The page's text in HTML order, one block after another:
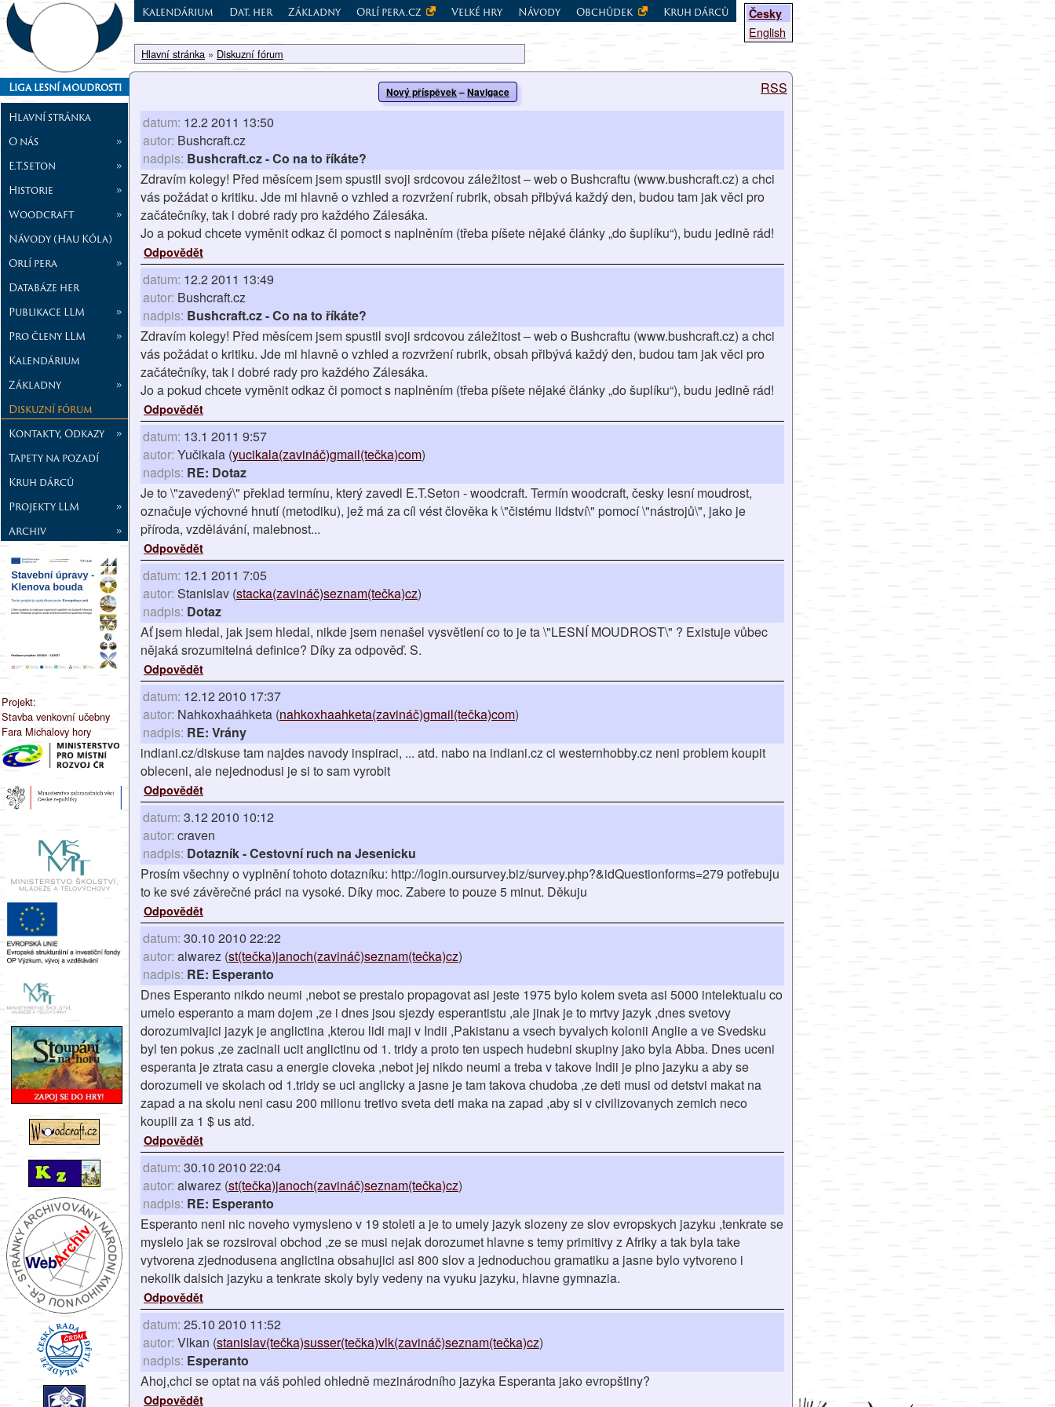
Liga lesní moudrosti
Hlavní stránka
O nás
»
E.T.Seton
»
Historie
»
Woodcraft
»
Návody (Hau Kóla)
Orlí pera
»
Databáze her
Publikace LLM
»
Pro členy LLM
»
Kalendárium
Základny
»
Diskuzní fórum
Kontakty, Odkazy
»
Tapety na pozadí
Kruh dárců
Projekty LLM
»
Archiv
»
Projekt:
Stavba venkovní učebny
Fara Michalovy hory
Česky
English
Kalendárium Dat. her Základny Orlí pera.cz Velké hry Návody Obchůdek Kruh dárců
Hlavní stránka » Diskuzní fórum
RSS
Nový příspěvek–Navigace
datum: 12.2 2011 13:50
autor: Bushcraft.cz
nadpis: Bushcraft.cz - Co na to říkáte?
Zdravím kolegy! Před měsícem jsem spustil svoji srdcovou záležitost – web o Bushcraftu (www.bushcraft.cz) a chci
vás požádat o kritiku. Jde mi hlavně o vzhled a rozvržení rubrik, obsah přibývá každý den, budou tam jak věci pro
začátečníky, tak i dobré rady pro každého Zálesáka.
Jo a pokud chcete vyměnit odkaz či pomoct s naplněním (třeba píšete nějaké články „do šuplíku“), budu jedině rád!
Odpovědět
datum: 12.2 2011 13:49
autor: Bushcraft.cz
nadpis: Bushcraft.cz - Co na to říkáte?
Zdravím kolegy! Před měsícem jsem spustil svoji srdcovou záležitost – web o Bushcraftu (www.bushcraft.cz) a chci
vás požádat o kritiku. Jde mi hlavně o vzhled a rozvržení rubrik, obsah přibývá každý den, budou tam jak věci pro
začátečníky, tak i dobré rady pro každého Zálesáka.
Jo a pokud chcete vyměnit odkaz či pomoct s naplněním (třeba píšete nějaké články „do šuplíku“), budu jedině rád!
Odpovědět
datum: 13.1 2011 9:57
autor: Yučikala (yucikala(zavináč)gmail(tečka)com)
nadpis: RE: Dotaz
Je to \"zavedený\" překlad termínu, který zavedl E.T.Seton - woodcraft. Termín woodcraft, česky lesní moudrost,
označuje výchovné hnutí (metodiku), jež má za cíl vést člověka k \"čistému lidství\" pomocí \"nástrojů\", jako je
příroda, vzdělávání, malebnost...
Odpovědět
datum: 12.1 2011 7:05
autor: Stanislav (stacka(zavináč)seznam(tečka)cz)
nadpis: Dotaz
Ať jsem hledal, jak jsem hledal, nikde jsem nenašel vysvětlení co to je ta \"LESNÍ MOUDROST\" ? Existuje vůbec
nějaká srozumitelná definice? Díky za odpověď. S.
Odpovědět
datum: 12.12 2010 17:37
autor: Nahkoxhaáhketa (nahkoxhaahketa(zavináč)gmail(tečka)com)
nadpis: RE: Vrány
indiani.cz/diskuse tam najdes navody inspiraci, ... atd. nabo na indiani.cz ci westernhobby.cz neni problem koupit
obleceni, ale nejednodusi je si to sam vyrobit
Odpovědět
datum: 3.12 2010 10:12
autor: craven
nadpis: Dotazník - Cestovní ruch na Jesenicku
Prosím všechny o vyplnění tohoto dotazníku: http://login.oursurvey.biz/survey.php?&idQuestionforms=279 potřebuju
to ke své závěrečné práci na vysoké. Díky moc. Zabere to pouze 5 minut. Děkuju
Odpovědět
datum: 30.10 2010 22:22
autor: alwarez (st(tečka)janoch(zavináč)seznam(tečka)cz)
nadpis: RE: Esperanto
Dnes Esperanto nikdo neumi ,nebot se prestalo propagovat asi jeste 1975 bylo kolem sveta asi 5000 intelektualu co
umelo esperanto a mam dojem ,ze i dnes jsou sjezdy esperantistu ,ale jinak je to mrtvy jazyk ,dnes svetovy
dorozumivajici jazyk je anglictina ,kterou lidi maji v Indii ,Pakistanu a vsech byvalych kolonii Anglie a ve Svedsku
byl ten pokus ,ze zacinali ucit anglictinu od 1. tridy a proto ten uspech hudebni skupiny jako byla Abba. Dnes uceni
esperanta je ztrata casu a energie cloveka ,nebot jej nikdo neumi a treba v takove Indii je plno jazyku a aby se
dorozumeli ve skolach od 1.tridy se uci anglicky a jasne je tam takova chudoba ,ze deti musi od detstvi makat na
zapad a na skolu neni casu 200 milionu tretivo sveta deti maka na zapad ,aby si v civilizovanych zemich neco
koupili za 1 $ us atd.
Odpovědět
datum: 30.10 2010 22:04
autor: alwarez (st(tečka)janoch(zavináč)seznam(tečka)cz)
nadpis: RE: Esperanto
Esperanto neni nic noveho vymysleno v 19 stoleti a je to umely jazyk slozeny ze slov evropskych jazyku ,tenkrate se
myslelo jak se rozsiroval obchod ,ze se musi nejak dorozumet hlavne s temy primitivy z Afriky a tak byla take
vytvorena zjednodusena anglictina obsahujici asi 800 slov a jednoduchou gramatiku a jasne bylo vytvoreno i
nekolik dalsich jazyku a tenkrate skoly byly vedeny na vyuku jazyku, hlavne gymnazia.
Odpovědět
datum: 25.10 2010 11:52
autor: Vlkan (stanislav(tečka)susser(tečka)vlk(zavináč)seznam(tečka)cz)
nadpis: Esperanto
Ahoj,chci se optat na váš pohled ohledně mezinárodního jazyka Esperanta jako evropštiny?
Odpovědět